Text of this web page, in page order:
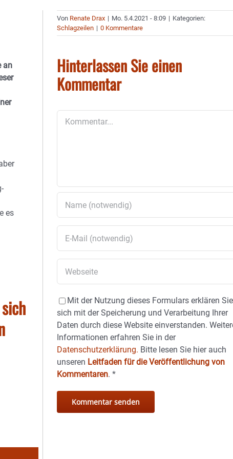
an
es
Von Renate Drax | Mo. 5.4.2021 - 8:09 | Kategorien:
Schlagzeilen | 0 Kommentare
Hinterlassen Sie einen
Kommentar
Mit der Nutzung dieses Formulars erklären Sie
sich mit der Speicherung und Verarbeitung Ihrer
Daten durch diese Website einverstanden.
Informationen erfahren Sie in der
Datenschutzerklärung. Bitte lesen Sie hier auch
unseren Leitfaden für die Veröffentlichung von
Kommentaren.*